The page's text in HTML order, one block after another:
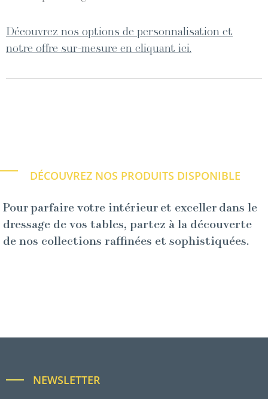
Découvrez nos options de personnalisation et
notre offre sur-mesure en cliquant ici.
DÉCOUVREZ NOS PRODUITS DISPONIBLE
Pour parfaire votre intérieur et exceller dans le
dressage de vos tables, partez à la découverte
de nos collections raffinées et sophistiquées.
NEWSLETTER